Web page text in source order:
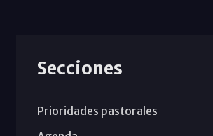
Secciones
Prioridades pastorales